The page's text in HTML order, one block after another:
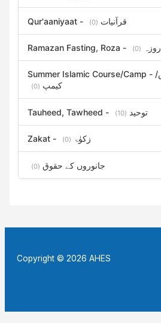
Qur'aaniyaat - قرآنیات (0)
Ramazan Fasting, Roza - روزہ (0)
Summer Islamic Course/Camp - سمر اسلامک کورس/
کیمپ (0)
Tauheed, Tawheed - توحید (10)
Zakat - زکوٰۃ (0)
جانوروں کے حقوق (0)
Copyright © 2026 AHES